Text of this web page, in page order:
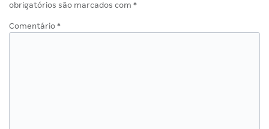
obrigatórios são marcados com *
Comentário *